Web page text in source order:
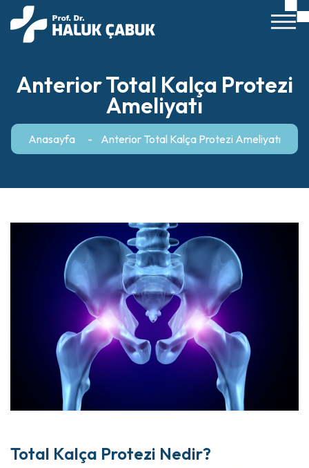
Anterior Total Kalça Protezi
Ameliyatı
Anasayfa Anterior Total Kalça Protezi Ameliyatı
Total Kalça Protezi Nedir?